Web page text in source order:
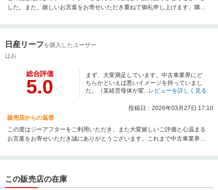
した。また、嬉しいお言葉をお寄せいただき重ねて御礼申し上げます。隣県
とで、スタッフ一同大変嬉しく思っております。遠方のお客様にも安心して
す。「またお願いしたい」とのお言葉を励みに、より一層ご満足いただける
サービスを目指してまいります。お車のことで何かございましたら、いつで
日産リーフを購入したユーザー
はお
総合評価
5.0
まず、大変満足しています。中古車業界にど
ちらかといえば悪いイメージを持っていまし
た。（某経営母体が変...レビューを詳しく見る
投稿日：2026年03月27日 17:10
販売店からの返答
この度はジーアフターをご利用いただき、また大変嬉しいご評価と心温まる
お言葉をお寄せいただき誠にありがとうございます。これまで中古車業界に
たとのこと、スタッフ一同大変光栄に存じます。また、担当の粕谷の対応に
ます。お客様のご利用目的に合わせ、本当に必要なご提案をさせていただく
こと、そして安心してお任せいただける対応を心がけておりますので、その
この販売店の在庫